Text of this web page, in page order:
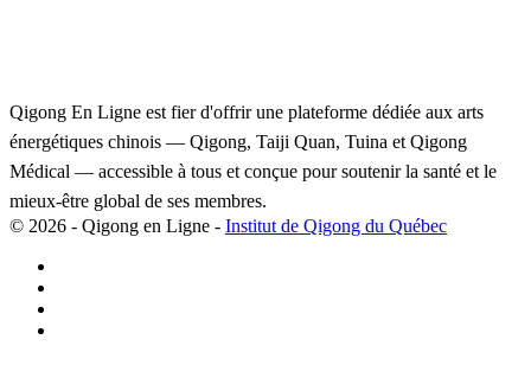
Qigong En Ligne est fier d'offrir une plateforme dédiée aux arts
énergétiques chinois — Qigong, Taiji Quan, Tuina et Qigong
Médical — accessible à tous et conçue pour soutenir la santé et le
mieux-être global de ses membres.
© 2026 - Qigong en Ligne - Institut de Qigong du Québec